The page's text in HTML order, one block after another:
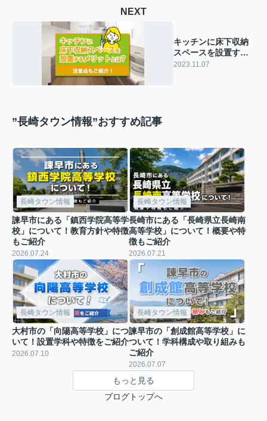
NEXT
キッチンに床下収納
スペースを設置する
メリットとは？注意
2023.11.07
”長崎タウン情報”おすすめ記事
長崎タウン情報
諫早市にある「鎮西学院高等学
校」について！教育方針や特徴
もご紹介
2026.07.24
長崎タウン情報
長崎市にある「長崎県立長崎南
高等学校」について！概要や特
徴もご紹介
2026.07.21
長崎タウン情報
大村市の「向陽高等学校」につ
いて！設置学科や特徴をご紹介
2026.07.10
長崎タウン情報
諫早市の「創成館高等学校」に
ついて！学科構成や取り組みも
ご紹介
2026.07.07
もっと見る
ブログトップへ